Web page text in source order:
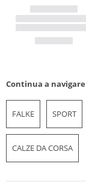
Continua a navigare
FALKE SPORT
CALZE DA CORSA